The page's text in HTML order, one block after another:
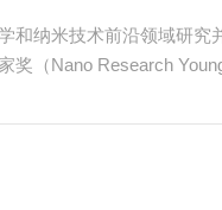
和纳米技术前沿领域研究
（Nano Research
研究青年科学家奖